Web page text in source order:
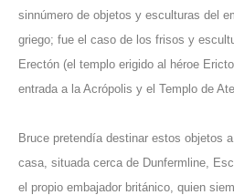
sinnúmero de objetos y esculturas del
griego; fue el caso de los frisos y
Erectón (el templo erigido al héroe
entrada a la Acrópolis y el Templo de
Bruce pretendía destinar estos objetos
casa, situada cerca de Dunfermline,
el propio embajador británico, quien